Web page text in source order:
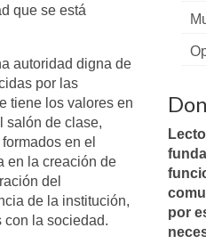
que se está
autoridad digna de
por las
tiene los valores en
salón de clase,
en el
en la creación de
del
de la institución,
con la sociedad.
por